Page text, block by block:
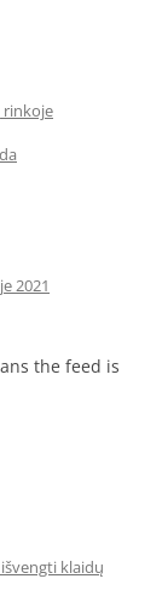
2021
the feed is
klaidų